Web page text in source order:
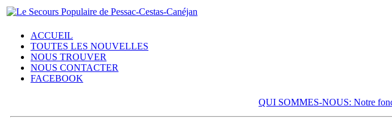
ACCUEIL
TOUTES LES NOUVELLES
NOUS TROUVER
NOUS CONTACTER
FACEBOOK
QUI SOMMES-NOUS: Notre